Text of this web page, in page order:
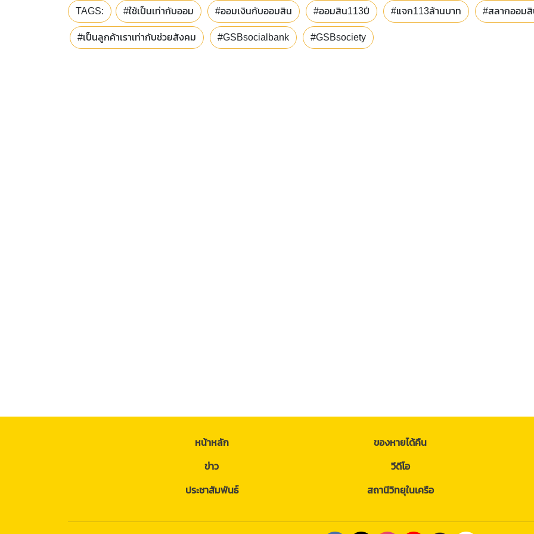
TAGS: #ใช้เป็นเท่ากับออม #ออมเงินกับออมสิน #ออมสิน113ปี #แจก113ล้านบาท #สลากออม
#เป็นลูกค้าเราเท่ากับช่วยสังคม #GSBsocialbank #GSBsociety
หน้าหลัก
ข่าว
ประชาสัมพันธ์
ของหายได้คืน
วีดีโอ
สถานีวิทยุในเครือ